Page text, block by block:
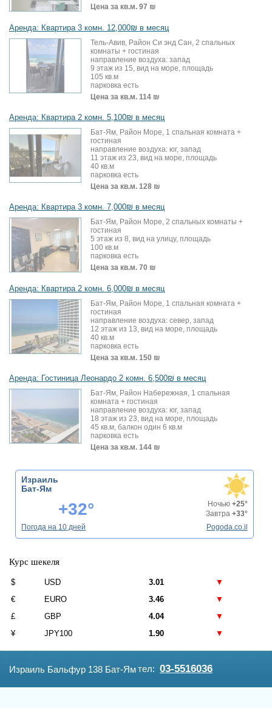
Израиль Бальфур 138 Бат-Ямтел: 03-5516036
Цена за кв.м. 97 ₪
Аренда: Квартира 3 комн. 12,000₪ в месяц
Тель-Авив, Район Си энд Сан, 2 спальных
комнаты + гостиная
направление воздуха: запад
9 этаж из 15, вид на море, площадь
105 кв.м
парковка есть
Цена за кв.м. 114 ₪
Аренда: Квартира 2 комн. 5,100₪ в месяц
Бат-Ям, Район Море, 1 спальная комната +
гостиная
направление воздуха: юг, запад
11 этаж из 23, вид на море, площадь
40 кв.м
парковка есть
Цена за кв.м. 128 ₪
Аренда: Квартира 3 комн. 7,000₪ в месяц
Бат-Ям, Район Море, 2 спальных комнаты +
гостиная
5 этаж из 8, вид на улицу, площадь
100 кв.м
парковка есть
Цена за кв.м. 70 ₪
Аренда: Квартира 2 комн. 6,000₪ в месяц
Бат-Ям, Район Море, 1 спальная комната +
гостиная
направление воздуха: север, запад
12 этаж из 13, вид на море, площадь
40 кв.м
парковка есть
Цена за кв.м. 150 ₪
Аренда: Гостиница Леонардо 2 комн. 6,500₪ в месяц
Бат-Ям, Район Набережная, 1 спальная
комната + гостиная
направление воздуха: юг, запад
18 этаж из 23, вид на море, площадь
45 кв.м, балкон один 6 кв.м
парковка есть
Цена за кв.м. 144 ₪
Израиль
Бат-Ям
+32° Ночью +25°
Завтра +33°
Погода на 10 дней
Pogoda.co.il
Курс шекеля
$ USD 3.01
▼
€
EURO 3.46
▼
£
GBP 4.04
▼
¥
JPY100 1.90 ▼